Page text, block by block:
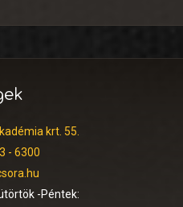
krt. 55.
- 6300
-Péntek: